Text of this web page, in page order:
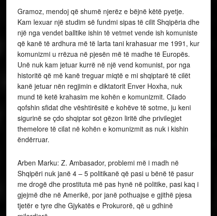
Gramoz, mendoj që shumë njerëz e bëjnë këtë pyetje.
Kam lexuar një studim së fundmi sipas të cilit Shqipëria dhe
një nga vendet balltike ishin të vetmet vende ish komuniste
që kanë të ardhura më të larta tani krahasuar me 1991, kur
komunizmi u rrëzua në pjesën më të madhe të Europës.
Unë nuk kam jetuar kurrë në një vend komunist, por nga
historitë që më kanë treguar miqtë e mi shqiptarë të cilët
kanë jetuar nën regjimin e diktatorit Enver Hoxha, nuk
mund të ketë krahasim me kohën e komunizmit. Cilado
qofshin sfidat dhe vështirësitë e kohëve të sotme, ju keni
sigurinë se çdo shqiptar sot gëzon liritë dhe privilegjet
themelore të cilat në kohën e komunizmit as nuk i kishin
ëndërruar.
Arben Marku: Z. Ambasador, problemi më i madh në
Shqipëri nuk janë 4 – 5 politikanë që pasi u bënë të pasur
me drogë dhe prostituta më pas hynë në politike, pasi kaq i
gjejmë dhe në Amerikë, por janë pothuajse e gjithë pjesa
tjetër e tyre dhe Gjykatës e Prokurorë, që u gdhinë